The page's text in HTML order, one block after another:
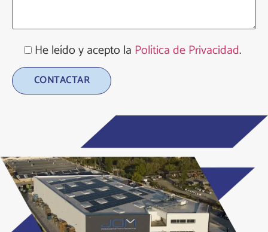
He leído y acepto la Política de Privacidad.